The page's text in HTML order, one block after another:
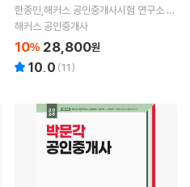
한종민,해커스 공인중개사시험 연구소 공
편저
해커스 공인중개사
10% 28,800원
10.0 (11)